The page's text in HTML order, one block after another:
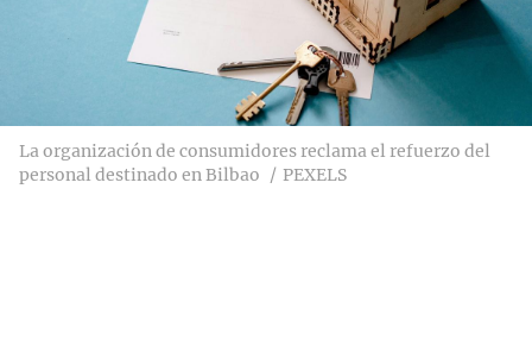
La organización de consumidores reclama el refuerzo del
personal destinado en Bilbao
PEXELS